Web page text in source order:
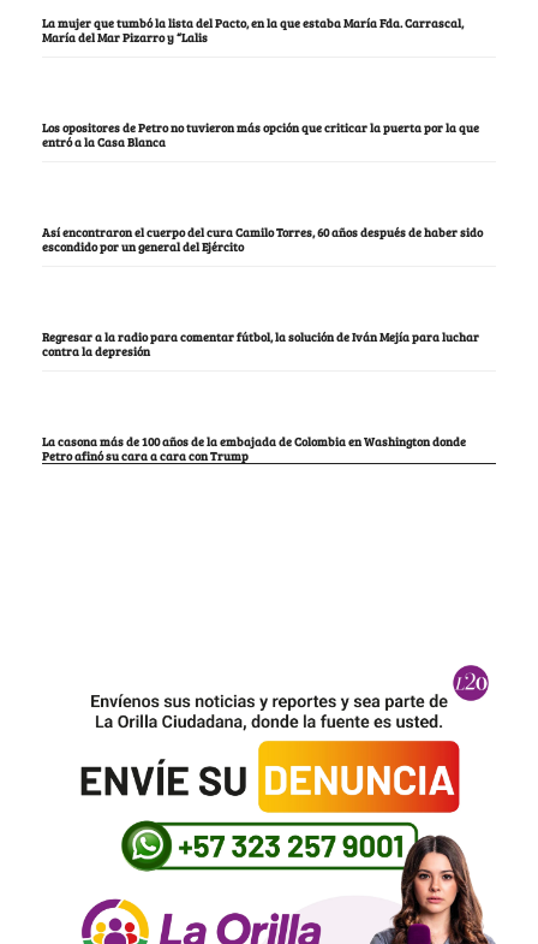
La mujer que tumbó la lista del Pacto, en la que estaba María Fda. Carrascal,
María del Mar Pizarro y “Lalis
Los opositores de Petro no tuvieron más opción que criticar la puerta por la que
entró a la Casa Blanca
Así encontraron el cuerpo del cura Camilo Torres, 60 años después de haber sido
escondido por un general del Ejército
Regresar a la radio para comentar fútbol, la solución de Iván Mejía para luchar
contra la depresión
La casona más de 100 años de la embajada de Colombia en Washington donde
Petro afinó su cara a cara con Trump